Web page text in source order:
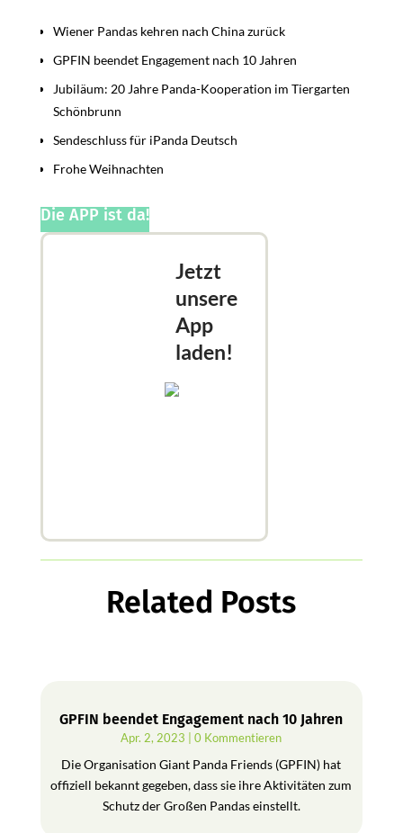
Wiener Pandas kehren nach China zurück
GPFIN beendet Engagement nach 10 Jahren
Jubiläum: 20 Jahre Panda-Kooperation im Tiergarten
Schönbrunn
Sendeschluss für iPanda Deutsch
Frohe Weihnachten
Die APP ist da!
Jetzt
unsere
App
laden!
Related Posts
GPFIN beendet Engagement nach 10 Jahren
Apr. 2, 2023 | 0 Kommentieren
Die Organisation Giant Panda Friends (GPFIN) hat
offiziell bekannt gegeben, dass sie ihre Aktivitäten zum
Schutz der Großen Pandas einstellt.